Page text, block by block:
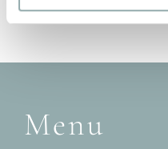
Menu